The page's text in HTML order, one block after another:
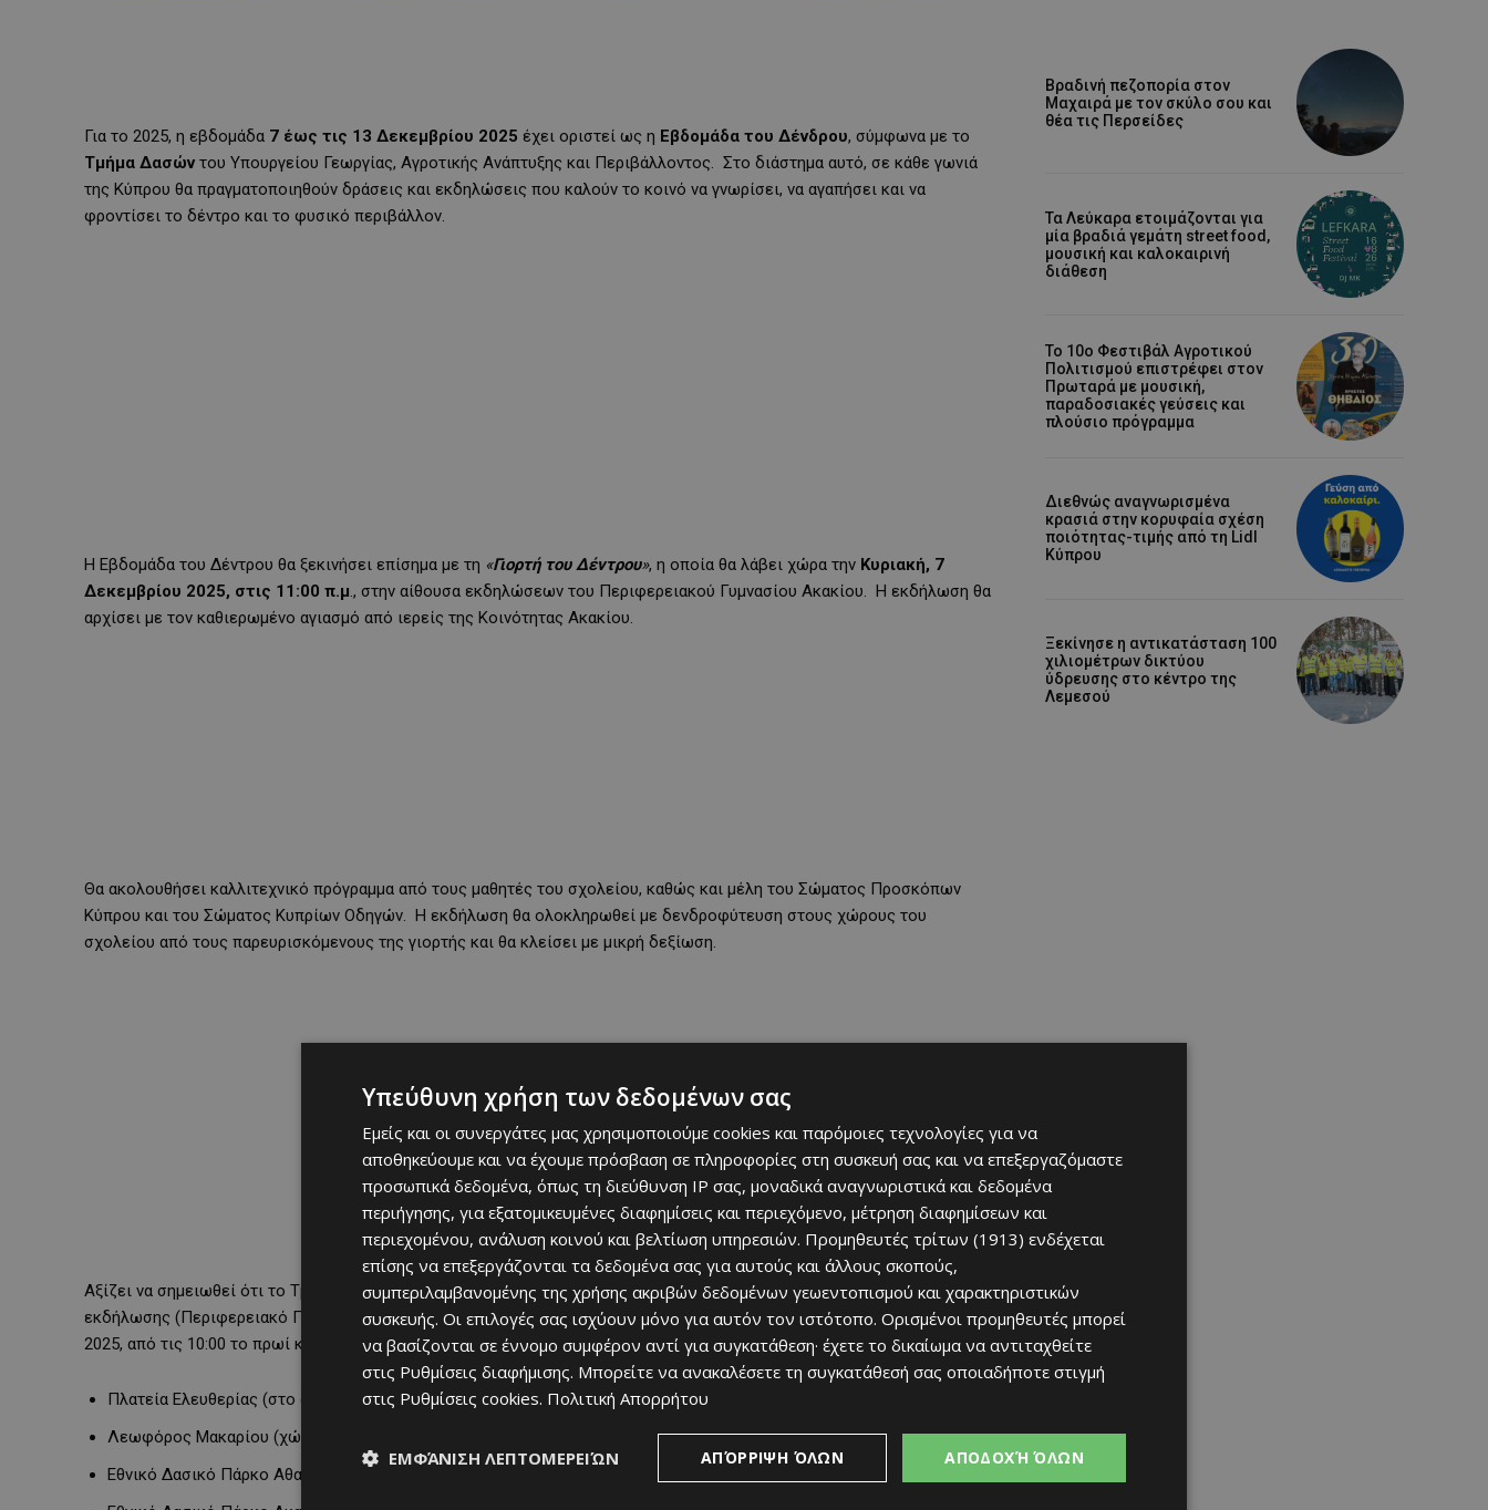
Για το 2025, η εβδομάδα 7 έως τις 13 Δεκεμβρίου 2025 έχει οριστεί ως η Εβδομάδα του Δένδρου, σύμφωνα με το
Τμήμα Δασών του Υπουργείου Γεωργίας, Αγροτικής Ανάπτυξης και Περιβάλλοντος. Στο διάστημα αυτό, σε κάθε γωνιά
της Κύπρου θα πραγματοποιηθούν δράσεις και εκδηλώσεις που καλούν το κοινό να γνωρίσει, να αγαπήσει και να
φροντίσει το δέντρο και το φυσικό περιβάλλον.
Η Εβδομάδα του Δέντρου θα ξεκινήσει επίσημα με τη «Γιορτή του Δέντρου», η οποία θα λάβει χώρα την Κυριακή, 7
Δεκεμβρίου 2025, στις 11:00 π.μ., στην αίθουσα εκδηλώσεων του Περιφερειακού Γυμνασίου Ακακίου. Η εκδήλωση θα
αρχίσει με τον καθιερωμένο αγιασμό από ιερείς της Κοινότητας Ακακίου.
Θα ακολουθήσει καλλιτεχνικό πρόγραμμα από τους μαθητές του σχολείου, καθώς και μέλη του Σώματος Προσκόπων
Κύπρου και του Σώματος Κυπρίων Οδηγών. Η εκδήλωση θα ολοκληρωθεί με δενδροφύτευση στους χώρους του
σχολείου από τους παρευρισκόμενους της γιορτής και θα κλείσει με μικρή δεξίωση.
Αξίζει να σημειωθεί ότι το Τμήμα Δασών θαδιαθέτει δωρεάν δενδρύλλιαστο κοινό τόσο έξω από τον χώρο της
εκδήλωσης (Περιφερειακό Γυμνάσιο Ακακίου), όσο και στα ακόλουθα σημεία στη Λευκωσία, την Κυριακή 7 Δεκεμβρίου
2025, από τις 10:00 το πρωί και για περίπου μία ώρα:
Πλατεία Ελευθερίας (στο άνοιγμα των πεζοδρόμων Λήδρας και Ονασαγόρου)
Λεωφόρος Μακαρίου (χώρος στάθμευσης KTIMACO – συμβολή οδών Ζήνας Κάνθερ και Θεοφάνους Θεοδότου)
Εθνικό Δασικό Πάρκο Αθαλάσσας (νοτιοδυτική είσοδος και Πάρκο Αγίου Γεωργίου)
Βραδινή πεζοπορία στον
Μαχαιρά με τον σκύλο σου και
θέα τις Περσείδες
Τα Λεύκαρα ετοιμάζονται για
μία βραδιά γεμάτη street food,
μουσική και καλοκαιρινή
διάθεση
Το 10ο Φεστιβάλ Αγροτικού
Πολιτισμού επιστρέφει στον
Πρωταρά με μουσική,
παραδοσιακές γεύσεις και
πλούσιο πρόγραμμα
Διεθνώς αναγνωρισμένα
κρασιά στην κορυφαία σχέση
ποιότητας-τιμής από τη Lidl
Κύπρου
Ξεκίνησε η αντικατάσταση 100
χιλιομέτρων δικτύου
ύδρευσης στο κέντρο της
Λεμεσού
Υπεύθυνη χρήση των δεδομένων σας
Εμείς και οι συνεργάτες μας χρησιμοποιούμε cookies και παρόμοιες τεχνολογίες για να
αποθηκεύουμε και να έχουμε πρόσβαση σε πληροφορίες στη συσκευή σας και να επεξεργαζόμαστε
προσωπικά δεδομένα, όπως τη διεύθυνση IP σας, μοναδικά αναγνωριστικά και δεδομένα
περιήγησης, για εξατομικευμένες διαφημίσεις και περιεχόμενο, μέτρηση διαφημίσεων και
περιεχομένου, ανάλυση κοινού και βελτίωση υπηρεσιών. Προμηθευτές τρίτων (1913) ενδέχεται
επίσης να επεξεργάζονται τα δεδομένα σας για αυτούς και άλλους σκοπούς,
συμπεριλαμβανομένης της χρήσης ακριβών δεδομένων γεωεντοπισμού και χαρακτηριστικών
συσκευής. Οι επιλογές σας ισχύουν μόνο για αυτόν τον ιστότοπο. Ορισμένοι προμηθευτές μπορεί
να βασίζονται σε έννομο συμφέρον αντί για συγκατάθεση· έχετε το δικαίωμα να αντιταχθείτε
στις Ρυθμίσεις διαφήμισης. Μπορείτε να ανακαλέσετε τη συγκατάθεσή σας οποιαδήποτε στιγμή
στις Ρυθμίσεις cookies. Πολιτική Απορρήτου
ΑΠΟΔΟΧΉ ΌΛΩΝ
ΑΠΌΡΡΙΨΗ ΌΛΩΝ
ΕΜΦΆΝΙΣΗ ΛΕΠΤΟΜΕΡΕΙΏΝ